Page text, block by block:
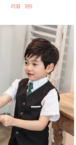
리뷰 : 189